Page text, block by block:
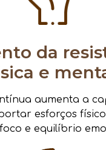
da
e
aumenta a
esforços
e equilíbrio